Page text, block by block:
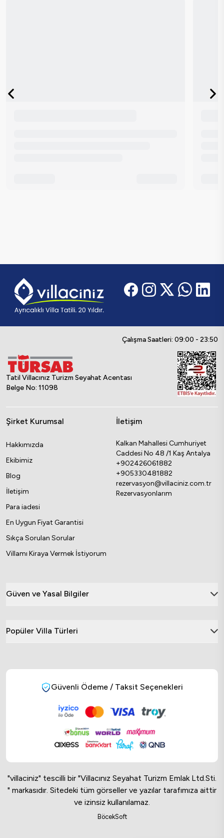
Çalışma Saatleri: 09:00 - 23:50
Tatil Villacınız Turizm Seyahat Acentası
Belge No: 11098
Şirket Kurumsal
Hakkımızda
Ekibimiz
Blog
İletişim
Para iadesi
En Uygun Fiyat Garantisi
Sıkça Sorulan Sorular
Villamı Kiraya Vermek İstiyorum
İletişim
Kalkan Mahallesi Cumhuriyet
Caddesi No 48 /1 Kaş Antalya
+902426061882
+905330481882
rezervasyon@villaciniz.com.tr
Rezervasyonlarım
Güven ve Yasal Bilgiler
Popüler Villa Türleri
Güvenli Ödeme / Taksit Seçenekleri
"villaciniz" tescilli bir "Villacınız Seyahat Turizm Emlak Ltd.Sti.
" markasıdır. Sitedeki tüm görseller ve yazılar tarafımıza aittir
ve izinsiz kullanılamaz.
BöcekSoft